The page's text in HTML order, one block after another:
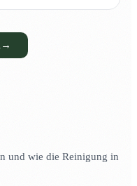
→
und wie die Reinigung in